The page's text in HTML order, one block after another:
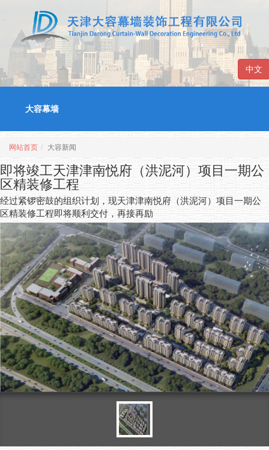
中文
大容幕墙
网站首页 大容新闻
即将竣工天津津南悦府（洪泥河）项目一期公
区精装修工程
经过紧锣密鼓的组织计划，现天津津南悦府（洪泥河）项目一期公
区精装修工程即将顺利交付，再接再励